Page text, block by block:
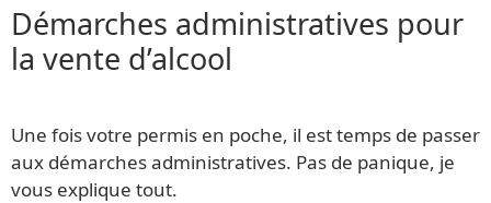
Démarches administratives pour
la vente d’alcool
Une fois votre permis en poche, il est temps de passer
aux démarches administratives. Pas de panique, je
vous explique tout.